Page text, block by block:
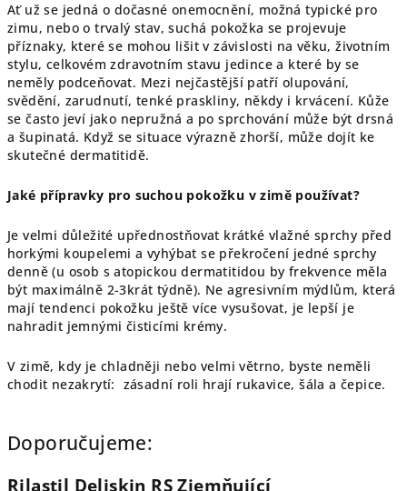
Ať už se jedná o dočasné onemocnění, možná typické pro
zimu, nebo o trvalý stav, suchá pokožka se projevuje
příznaky, které se mohou lišit v závislosti na věku, životním
stylu, celkovém zdravotním stavu jedince a které by se
neměly podceňovat. Mezi nejčastější patří olupování,
svědění, zarudnutí, tenké praskliny, někdy i krvácení. Kůže
se často jeví jako nepružná a po sprchování může být drsná
a šupinatá. Když se situace výrazně zhorší, může dojít ke
skutečné dermatitidě.
Jaké přípravky pro suchou pokožku v zimě používat?
Je velmi důležité upřednostňovat krátké vlažné sprchy před
horkými koupelemi a vyhýbat se překročení jedné sprchy
denně (u osob s atopickou dermatitidou by frekvence měla
být maximálně 2-3krát týdně). Ne agresivním mýdlům, která
mají tendenci pokožku ještě více vysušovat, je lepší je
nahradit jemnými čisticími krémy.
V zimě, kdy je chladněji nebo velmi větrno, byste neměli
chodit nezakrytí: zásadní roli hrají rukavice, šála a čepice.
Doporučujeme:
Rilastil Deliskin RS Zjemňující